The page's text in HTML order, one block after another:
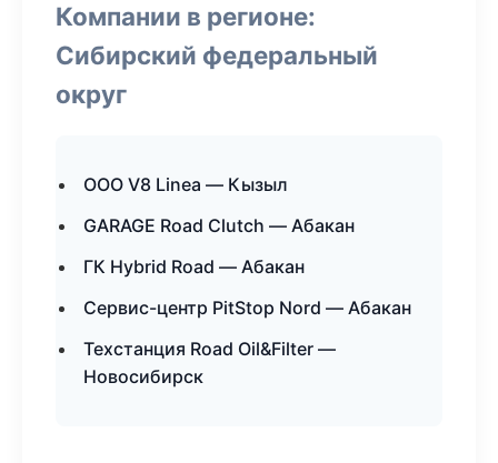
Компании в регионе:
Сибирский федеральный
округ
ООО V8 Linea — Кызыл
GARAGE Road Clutch — Абакан
ГК Hybrid Road — Абакан
Сервис-центр PitStop Nord — Абакан
Техстанция Road Oil&Filter —
Новосибирск